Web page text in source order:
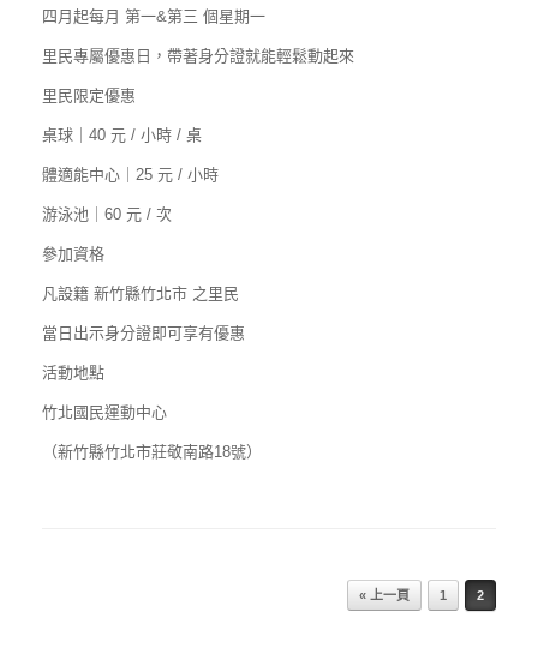
四月起每月 第一&第三 個星期一
里民專屬優惠日，帶著身分證就能輕鬆動起來
里民限定優惠
桌球｜40 元 / 小時 / 桌
體適能中心｜25 元 / 小時
游泳池｜60 元 / 次
參加資格
凡設籍 新竹縣竹北市 之里民
當日出示身分證即可享有優惠
活動地點
竹北國民運動中心
（新竹縣竹北市莊敬南路18號）
« 上一頁 1 2